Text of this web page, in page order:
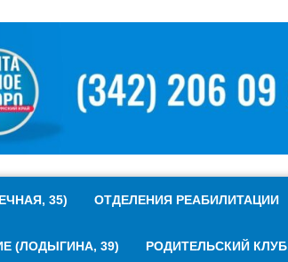
35) ОТДЕЛЕНИЯ РЕАБИЛИТАЦИИ
(ЛОДЫГИНА, 39) РОДИТЕЛЬСКИЙ КЛУБ